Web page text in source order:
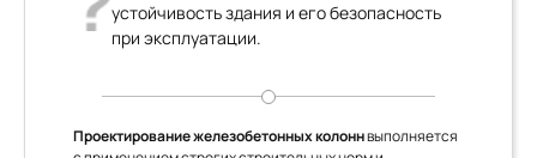
устойчивость здания и его безопасность
при эксплуатации.
Проектирование железобетонных колоннвыполняется